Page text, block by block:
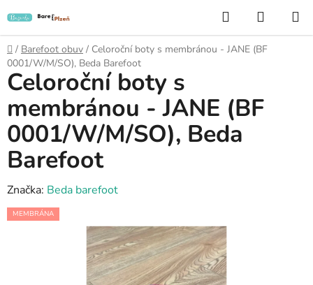
na
obsah
Hledat
KOŠÍK
Domů
/ Barefoot obuv / Celoroční boty s membránou - JANE (BF
0001/W/M/SO), Beda Barefoot
Celoroční boty s
membránou - JANE (BF
0001/W/M/SO), Beda
Barefoot
Značka: Beda barefoot
MEMBRÁNA